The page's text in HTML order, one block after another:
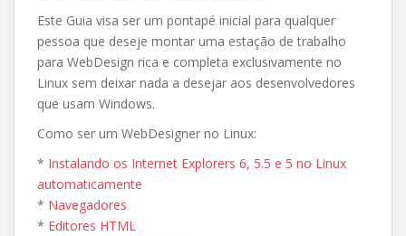
Este Guia visa ser um pontapé inicial para qualquer
pessoa que deseje montar uma estação de trabalho
para WebDesign rica e completa exclusivamente no
Linux sem deixar nada a desejar aos desenvolvedores
que usam Windows.
Como ser um WebDesigner no Linux:
* Instalando os Internet Explorers 6, 5.5 e 5 no Linux
automaticamente
* Navegadores
* Editores HTML